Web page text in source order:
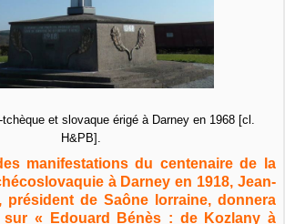
tchèque et slovaque érigé à Darney en 1968 [cl.
H&PB].
manifestations du centenaire de la
à Darney en 1918, Jean-
président de Saône lorraine, donnera
sur « Edouard Bénès : de Kozlany à